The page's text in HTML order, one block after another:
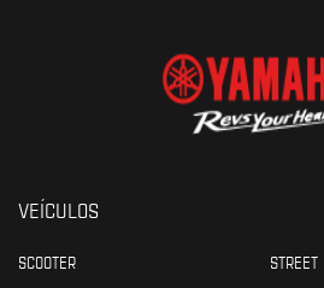
VEÍCULOS
SCOOTER
STREET